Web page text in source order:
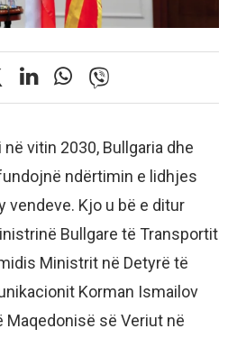
në vitin 2030, Bullgaria dhe
ndërtimin e lidhjes
vendeve. Kjo u bë e ditur
Bullgare të Transportit
Ministrit në Detyrë të
Korman Ismailov
Maqedonisë së Veriut në